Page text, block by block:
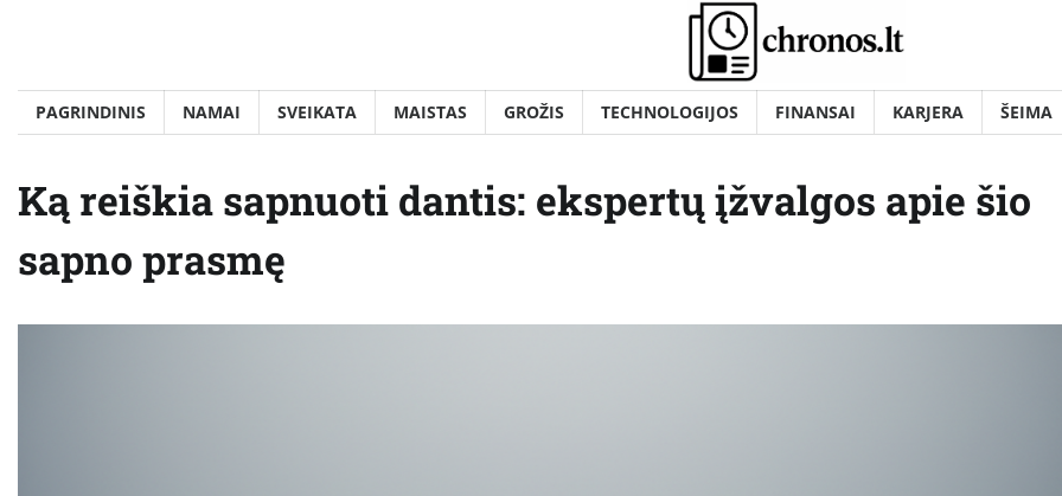
PAGRINDINIS NAMAI SVEIKATA MAISTAS GROŽIS TECHNOLOGIJOS FINANSAI KARJERA ŠEIMA
Ką reiškia sapnuoti dantis: ekspertų įžvalgos apie šio
sapno prasmę